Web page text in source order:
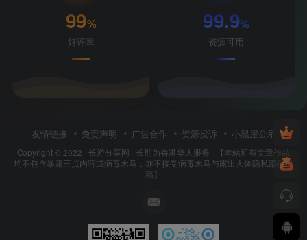
99%
好评率
99.9%
资源可用
友情链接 免责声明 广告合作 资源投诉 小黑屋公示
Copyright © 2022 · 长游分享网 · 长期为香港华人服务 · 【本站所有文章作品
均不包含暴露三点内容或病毒木马，亦不接受病毒木马与露出人体隐私部位投
稿】